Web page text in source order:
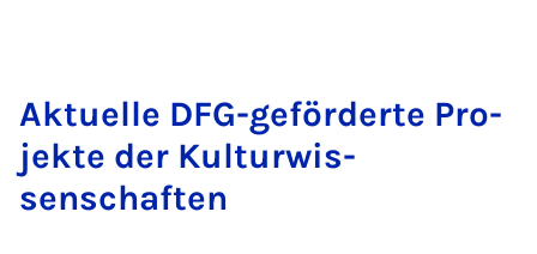
Ak­tuelle DFG-ge­förderte Pro­
jekte der Kul­tur­wis­
senschaften